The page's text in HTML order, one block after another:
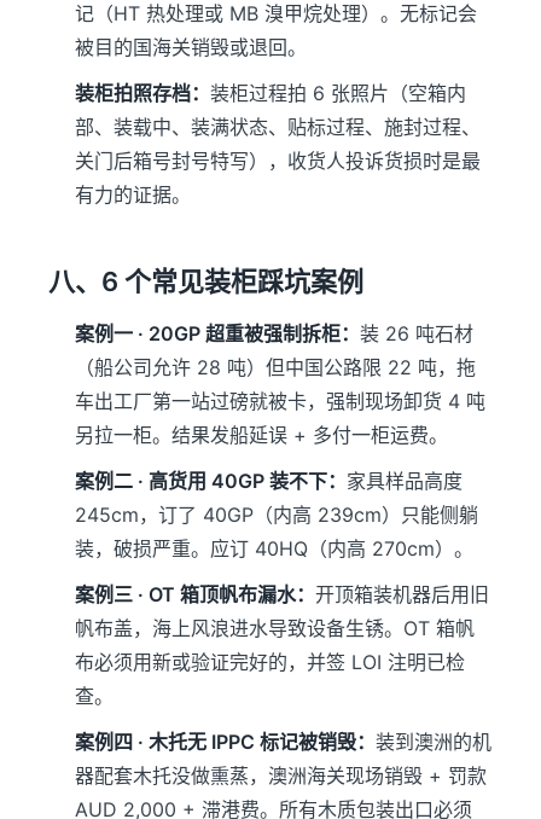
记（HT 热处理或 MB 溴甲烷处理）。无标记会
被目的国海关销毁或退回。
装柜拍照存档： 装柜过程拍 6 张照片（空箱内
部、装载中、装满状态、贴标过程、施封过程、
关门后箱号封号特写），收货人投诉货损时是最
有力的证据。
八、6 个常见装柜踩坑案例
案例一 · 20GP 超重被强制拆柜： 装 26 吨石材
（船公司允许 28 吨）但中国公路限 22 吨，拖
车出工厂第一站过磅就被卡，强制现场卸货 4 吨
另拉一柜。结果发船延误 + 多付一柜运费。
案例二 · 高货用 40GP 装不下： 家具样品高度
245cm，订了 40GP（内高 239cm）只能侧躺
装，破损严重。应订 40HQ（内高 270cm）。
案例三 · OT 箱顶帆布漏水： 开顶箱装机器后用旧
帆布盖，海上风浪进水导致设备生锈。OT 箱帆
布必须用新或验证完好的，并签 LOI 注明已检
查。
案例四 · 木托无 IPPC 标记被销毁： 装到澳洲的机
器配套木托没做熏蒸，澳洲海关现场销毁 + 罚款
AUD 2,000 + 滞港费。所有木质包装出口必须